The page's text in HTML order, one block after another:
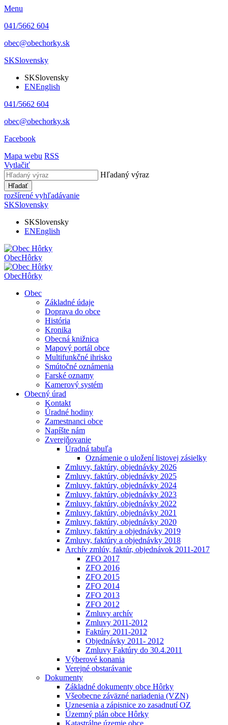
Menu
041/5662 604
obec@obechorky.sk
SKSlovensky
SKSlovensky
ENEnglish
041/5662 604
obec@obechorky.sk
Facebook
Mapa webu RSS
Vytlačiť
Hľadaný výraz
Hľadať
rozšírené vyhľadávanie
SKSlovensky
SKSlovensky
ENEnglish
ObecHôrky
ObecHôrky
Obec
Základné údaje
Doprava do obce
História
Kronika
Obecná knižnica
Mapový portál obce
Multifunkčné ihrisko
Smútočné oznámenia
Farské oznamy
Kamerový systém
Obecný úrad
Kontakt
Úradné hodiny
Zamestnanci obce
Napíšte nám
Zverejňovanie
Úradná tabuľa
Oznámenie o uložení listovej zásielky
Zmluvy, faktúry, objednávky 2026
Zmluvy, faktúry, objednávky 2025
Zmluvy, faktúry, objednávky 2024
Zmluvy, faktúry, objednávky 2023
Zmluvy, faktúry, objednávky 2022
Zmluvy, faktúry, objednávky 2021
Zmluvy, faktúry, objednávky 2020
Zmluvy, faktúry a objednávky 2019
Zmluvy, faktúry a objednávky 2018
Archív zmlúv, faktúr, objednávok 2011-2017
ZFO 2017
ZFO 2016
ZFO 2015
ZFO 2014
ZFO 2013
ZFO 2012
Zmluvy archív
Zmluvy 2011-2012
Faktúry 2011-2012
Objednávky 2011- 2012
Zmluvy Faktúry do 30.4.2011
Výberové konania
Verejné obstarávanie
Dokumenty
Základné dokumenty obce Hôrky
Všeobecne záväzné nariadenia (VZN)
Uznesenia a zápisnice zo zasadnutí OZ
Územný plán obce Hôrky
Katastrálne územie obce